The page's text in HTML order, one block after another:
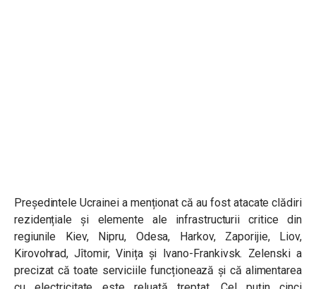
Președintele Ucrainei a menționatcă au fost atacate clădiri
rezidențiale și elemente ale infrastructurii critice din
regiunile Kiev, Nipru, Odesa, Harkov, Zaporijie, Liov,
Kirovohrad, Jîtomir, Vinița și Ivano-Frankivsk. Zelenski a
precizat că toate serviciile funcționează și că alimentarea